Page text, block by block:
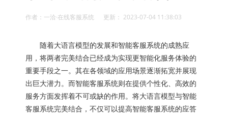
作者：一洽·在线客服系统 更新： 2023-07-04 11:38:03
随着大语言模型的发展和智能客服系统的成熟应
用，将两者完美结合已经成为实现更智能化服务体验的
重要手段之一。其在各领域的应用场景逐渐拓宽并展现
出巨大潜力。而智能客服系统则在提供个性化、高效的
服务方面发挥着不可或缺的作用。将大语言模型与智能
客服系统完美结合，不仅可以提高智能客服系统的应答